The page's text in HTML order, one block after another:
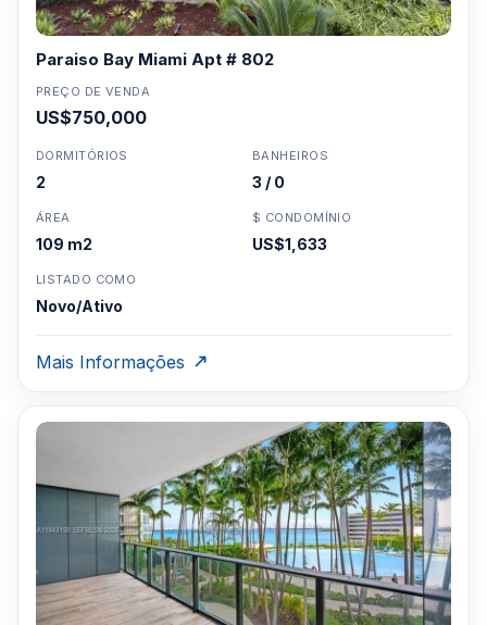
Paraiso Bay Miami Apt # 802
PREÇO DE VENDA
US$750,000
DORMITÓRIOS
2
BANHEIROS
3 / 0
ÁREA
109 m2
$ CONDOMÍNIO
US$1,633
LISTADO COMO
Novo/Ativo
Mais Informações